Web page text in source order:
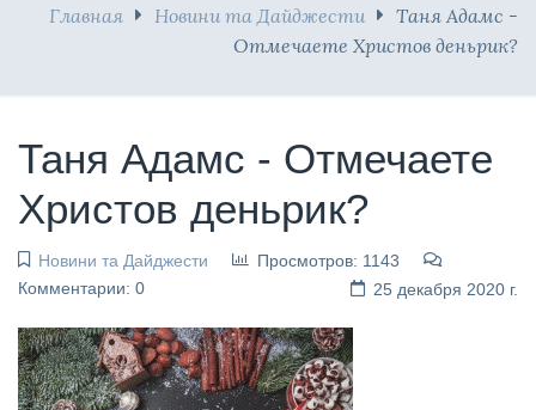
Главная Новини та Дайджести
Таня Адамс -
Отмечаете Христов деньрик?
Таня Адамс - Отмечаете
Христов деньрик?
Новини та Дайджести
Просмотров: 1143
Комментарии: 0
25 декабря 2020 г.